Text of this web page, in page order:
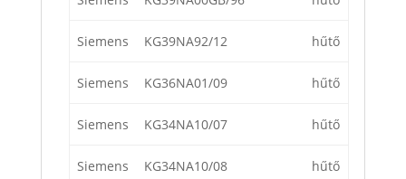
Siemens KG39NA92/12 hűtő
Siemens KG36NA01/09 hűtő
Siemens KG34NA10/07 hűtő
Siemens KG34NA10/08 hűtő